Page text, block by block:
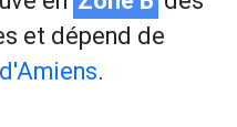
et dépend de
.